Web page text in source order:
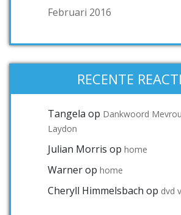
Februari 2016
RECENTE
Tangela op Dankwoord
Laydon
Julian Morris op home
Warnerop home
Cheryll Himmelsbach op dvd